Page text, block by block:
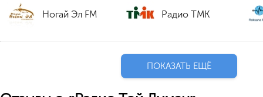
Ногай Эл FM Радио ТМК
ПОКАЗАТЬ ЕЩЁ